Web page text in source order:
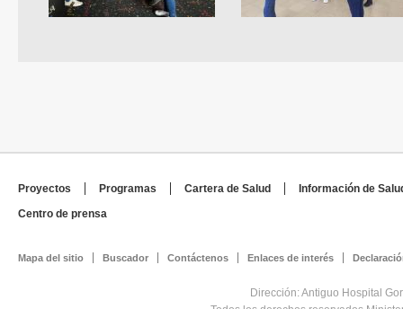
Proyectos Programas Cartera de Salud
Información de
Centro de prensa
Mapa del sitio Buscador Contáctenos Enlaces de interés
Dirección: Antiguo Hospital